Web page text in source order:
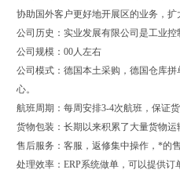
协助国外客户更好地开展区的业务，
公司历史：实业发展有限公司是工业
公司规模：00人左右
公司模式：德国本土采购，德国仓库
心。
航班周期：每周安排3-4次航班，保证
货物包装：长期以来积累了大量货物
售后服务：客服，返修集中操作，*的
处理效率：ERP系统做单，可以提供订